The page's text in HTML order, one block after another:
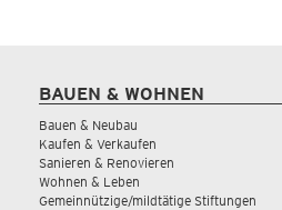
BAUEN & WOHNEN
Bauen & Neubau
Kaufen & Verkaufen
Sanieren & Renovieren
Wohnen & Leben
Gemeinnützige/mildtätige Stiftungen